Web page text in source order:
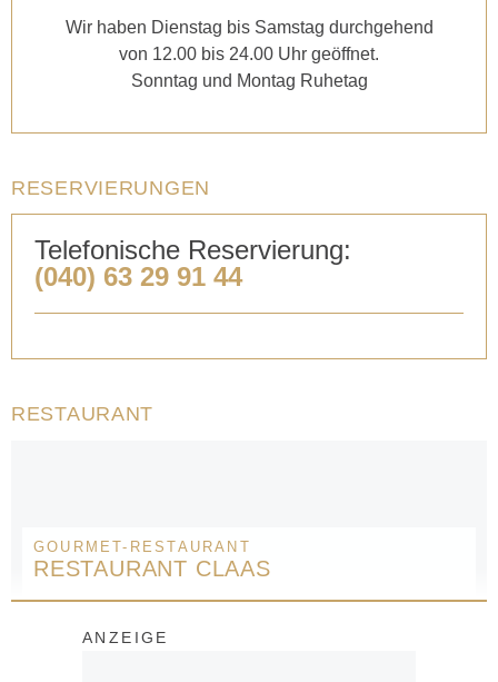
Wir haben Dienstag bis Samstag durchgehend
von 12.00 bis 24.00 Uhr geöffnet.
Sonntag und Montag Ruhetag
RESERVIERUNGEN
Telefonische Reservierung:
(040) 63 29 91 44
RESTAURANT
GOURMET-RESTAURANT
RESTAURANT CLAAS
ANZEIGE